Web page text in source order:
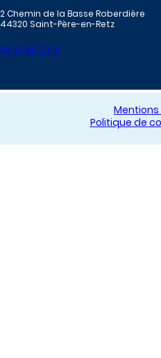
2 Chemin de la Basse Roberdière
44320 Saint-Père-en-Retz
06 30 89 50 31
Politique de